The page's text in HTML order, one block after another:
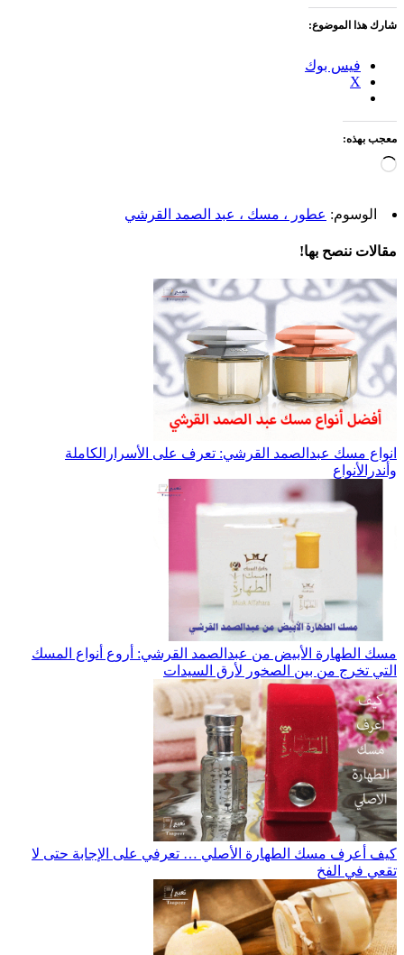
شارك هذا الموضوع:
فيس بوك
X
معجب بهذه:
جاري
الوسوم: عطور ، مسك ، عبد الصمد القرشي
مقالات ننصح بها!
انواع مسك عبدالصمد القرشي: تعرف على الأسرارالكاملة
وأندرالأنواع
مسك الطهارة الأبيض من عبدالصمد القرشي: أروع أنواع المسك
التي تخرج من بين الصخور لأرق السيدات
كيف أعرف مسك الطهارة الأصلي … تعرفي على الإجابة حتى لا
تقعي في الفخ